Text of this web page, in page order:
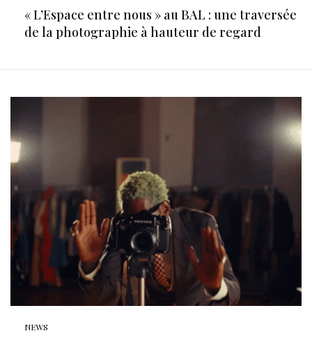
« L’Espace entre nous » au BAL : une traversée
de la photographie à hauteur de regard
NEWS